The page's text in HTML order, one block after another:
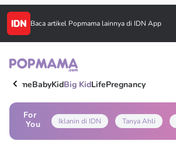
Baca artikel Popmama lainnya di IDN App
HomeBabyKidBig KidLifePregnancy
For
You
Iklanin di IDN Tanya Ahli